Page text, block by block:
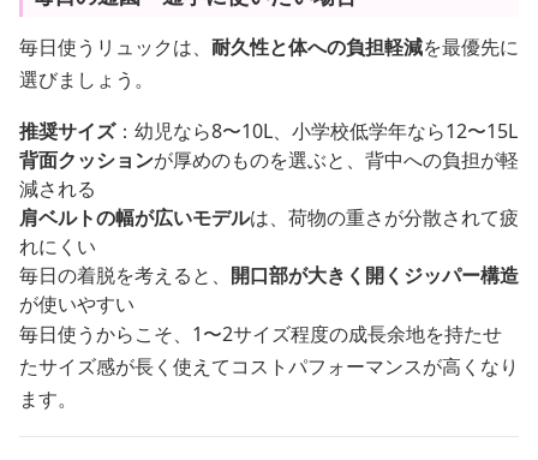
毎日使うリュックは、 耐久性と体への負担軽減を最優先に
選びましょう。
推奨サイズ：幼児なら8〜10L、小学校低学年なら12〜15L
背面クッションが厚めのものを選ぶと、背中への負担が軽
減される
肩ベルトの幅が広いモデルは、荷物の重さが分散されて疲
れにくい
毎日の着脱を考えると、 開口部が大きく開くジッパー構造
が使いやすい
毎日使うからこそ、1〜2サイズ程度の成長余地を持たせ
たサイズ感が長く使えてコストパフォーマンスが高くなり
ます。